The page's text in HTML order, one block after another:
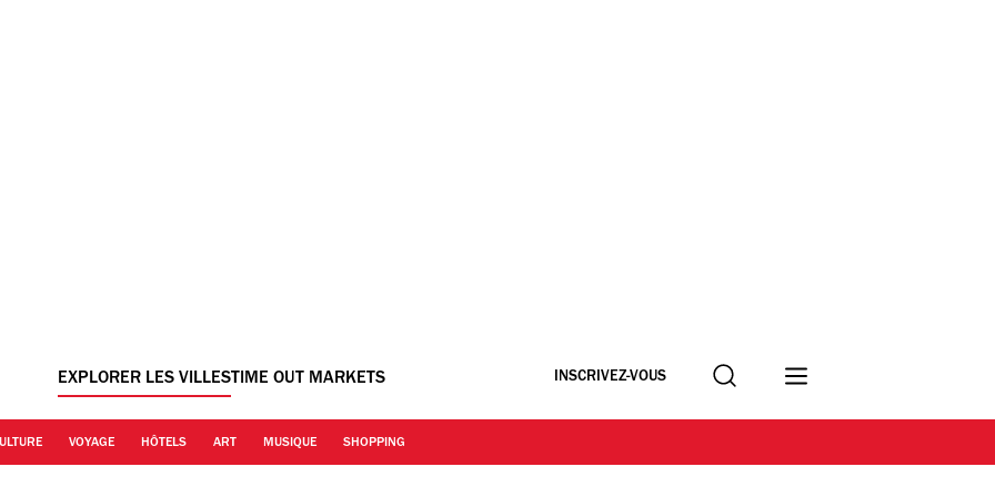
EXPLORER LES VILLESTIME OUT MARKETS INSCRIVEZ-VOUS Recherche
VOYAGE HÔTELS ART MUSIQUE SHOPPING